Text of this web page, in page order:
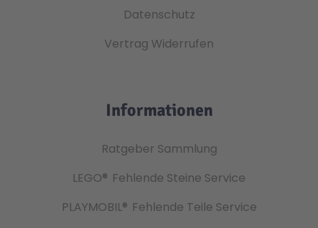
Datenschutz
Vertrag Widerrufen
Informationen
Ratgeber Sammlung
LEGO® Fehlende Steine Service
PLAYMOBIL® Fehlende Teile Service